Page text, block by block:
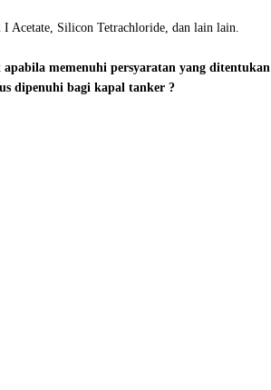
Acetate, Silicon Tetrachloride, dan lain lain.
memenuhi persyaratan yang ditentukan
dipenuhi bagi kapal tanker ?